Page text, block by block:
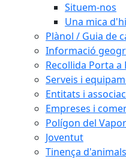
Situem-nos
Una mica
Plànol / Guia de
Informació
Recollida Porta a
Serveis i
Entitats i
Empreses i
Polígon del Vapor
Joventut
Tinença